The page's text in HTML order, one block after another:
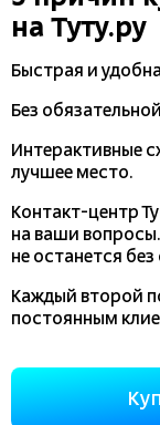
на Туту.ру
Быстрая и
Без
Интерактивные
лучшее место.
Контакт-центр
на ваши
не останется
Каждый второй
постоянным